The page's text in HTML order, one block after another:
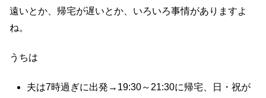
遠いとか、帰宅が遅いとか、いろいろ事情がありますよ
ね。
うちは
夫は7時過ぎに出発→19:30～21:30に帰宅、日・祝が